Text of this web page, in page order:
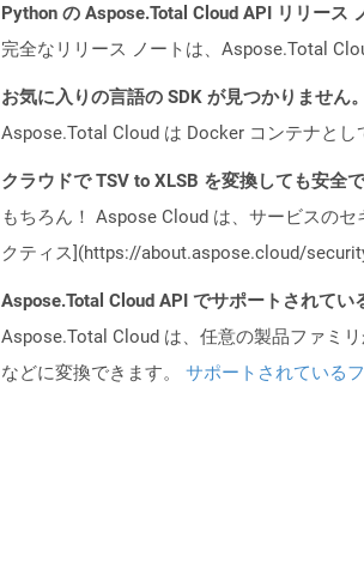
Python の Aspose.Total Cloud API リリース
完全なリリース ノートは、Aspose.Total
お気に入りの言語の SDK が見つかりません
Aspose.Total Cloud は Docker コンテナとし
クラウドで TSV to XLSB を変換しても安全
もちろん！ Aspose Cloud は、サービスの
クティス](https://about.aspose.cloud/
Aspose.Total Cloud API でサポートされてい
Aspose.Total Cloud は、任意の製品ファミ
などに変換できます。 サポートされている